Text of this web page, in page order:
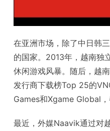
在亚洲市场，除了中日韩
的国家。2013年，越南独
休闲游戏风暴。随后，越
发行商下载榜Top 25的
Games和Xgame Global，
最近，外媒Naavik通过对